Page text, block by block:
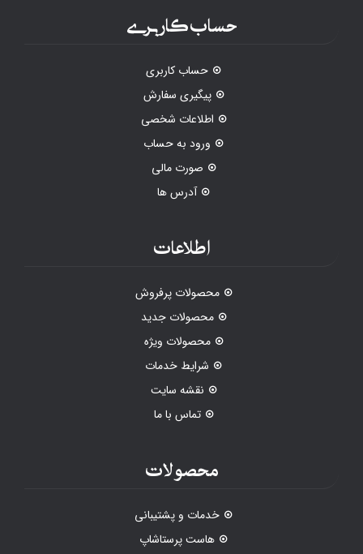
حساب کاربری
حساب کاربری
پیگیری سفارش
اطلاعات شخصی
ورود به حساب
صورت مالی
آدرس ها
اطلاعات
محصولات پرفروش
محصولات جدید
محصولات ویژه
شرایط خدمات
نقشه سایت
تماس با ما
محصولات
خدمات و پشتیبانی
هاست پرستاشاپ